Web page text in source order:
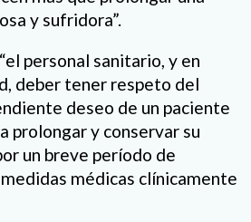
y sufridora”.
personal sanitario, y en
deber tener respeto del
deseo de un paciente
prolongar y conservar su
un breve período de
médicas clínicamente